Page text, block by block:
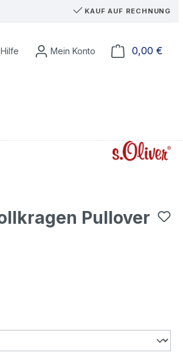
KAUF AUF RECHNUNG
dem Merkzettel
Hilfe 0,00 €
Pullover